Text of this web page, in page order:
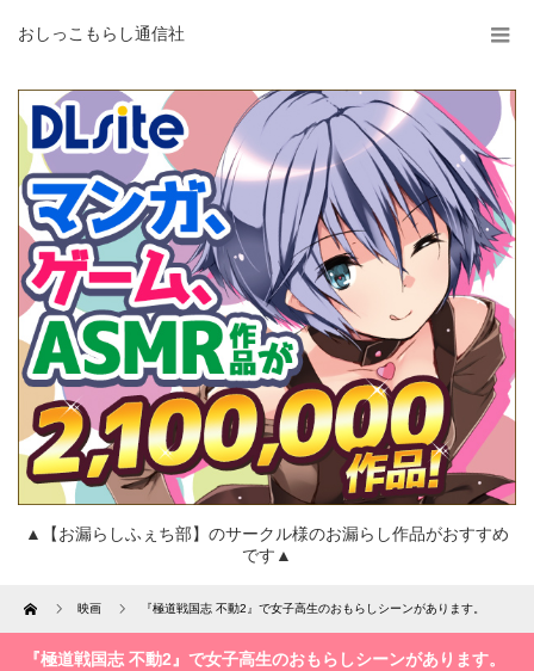
おしっこもらし通信社
▲【お漏らしふぇち部】のサークル様のお漏らし作品がおすすめ
です▲
Home 映画 『極道戦国志 不動2』で女子高生のおもらしシーンがあります。
『極道戦国志 不動2』で女子高生のおもらしシーンがあります。